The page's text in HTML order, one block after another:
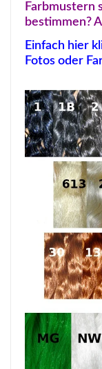
Farbmustern
bestimmen?
Einfach hier
Fotos oder